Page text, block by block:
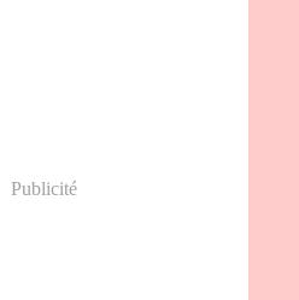
Publicité